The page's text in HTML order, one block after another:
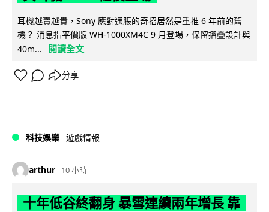
耳機越賣越貴，Sony 應對通脹的奇招居然是重推 6 年前的舊
機？ 消息指平價版 WH-1000XM4C 9 月登場，保留摺疊設計與
40m...
閱讀全文
分享
科技娛樂 遊戲情報
arthur 10 小時
十年低谷終翻身 暴雪連續兩年增長 靠